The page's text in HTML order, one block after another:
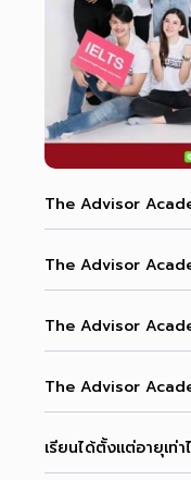
The Advisor
The Advisor
The Advisor
The Advisor
เรียนได้ตั้งแต่อายุเท่า